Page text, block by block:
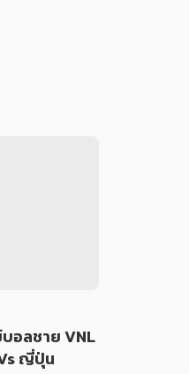
อลชาย VNL
ญี่ปุ่น